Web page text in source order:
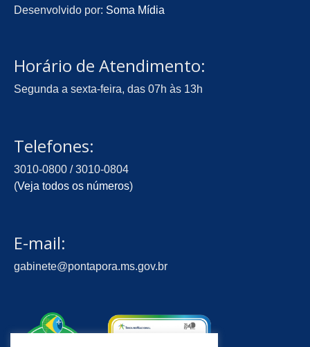
Desenvolvido por: Soma Mídia
Horário de Atendimento:
Segunda a sexta-feira, das 07h às 13h
Telefones:
3010-0800 / 3010-0804
(Veja todos os números)
E-mail:
gabinete@pontapora.ms.gov.br